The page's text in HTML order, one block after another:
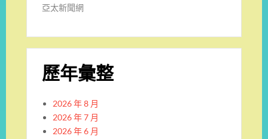
亞太新聞網
歷年彙整
2026 年 8 月
2026 年 7 月
2026 年 6 月